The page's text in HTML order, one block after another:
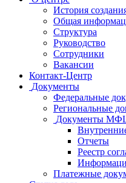
История
Общая
Структура
Руководство
Сотрудники
Вакансии
Контакт-Центр
Документы
Федеральные
Региональные
Документы
Отчеты
Реестр
Платежные